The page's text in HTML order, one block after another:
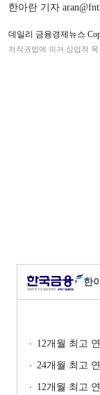
한아란 기자
데일리 금융경제뉴스
저작권법에 의거 상업적
한
12개월 최고 연
24개월 최고 연
12개월 최고 연 3.8% ‘